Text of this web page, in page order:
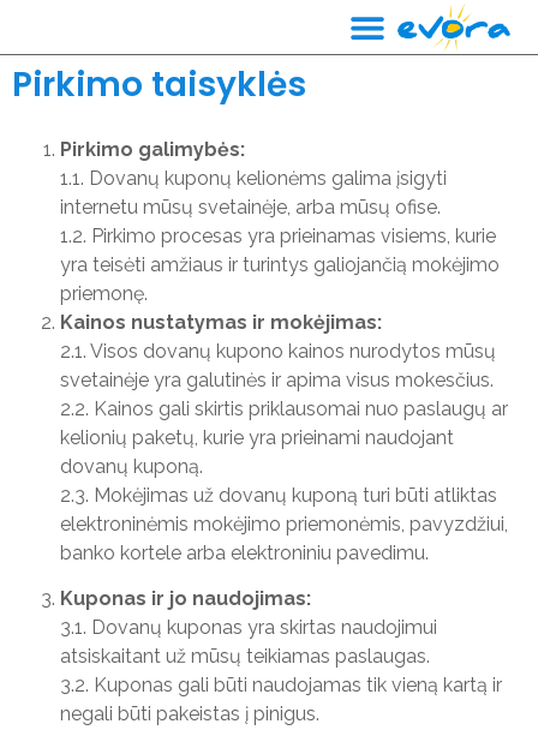
Pirkimo taisyklės
Pirkimo galimybės:
1.1. Dovanų kuponų kelionėms galima įsigyti
internetu mūsų svetainėje, arba mūsų ofise.
1.2. Pirkimo procesas yra prieinamas visiems, kurie
yra teisėti amžiaus ir turintys galiojančią mokėjimo
priemonę.
Kainos nustatymas ir mokėjimas:
2.1. Visos dovanų kupono kainos nurodytos mūsų
svetainėje yra galutinės ir apima visus mokesčius.
2.2. Kainos gali skirtis priklausomai nuo paslaugų ar
kelionių paketų, kurie yra prieinami naudojant
dovanų kuponą.
2.3. Mokėjimas už dovanų kuponą turi būti atliktas
elektroninėmis mokėjimo priemonėmis, pavyzdžiui,
banko kortele arba elektroniniu pavedimu.
Kuponas ir jo naudojimas:
3.1. Dovanų kuponas yra skirtas naudojimui
atsiskaitant už mūsų teikiamas paslaugas.
3.2. Kuponas gali būti naudojamas tik vieną kartą ir
negali būti pakeistas į pinigus.